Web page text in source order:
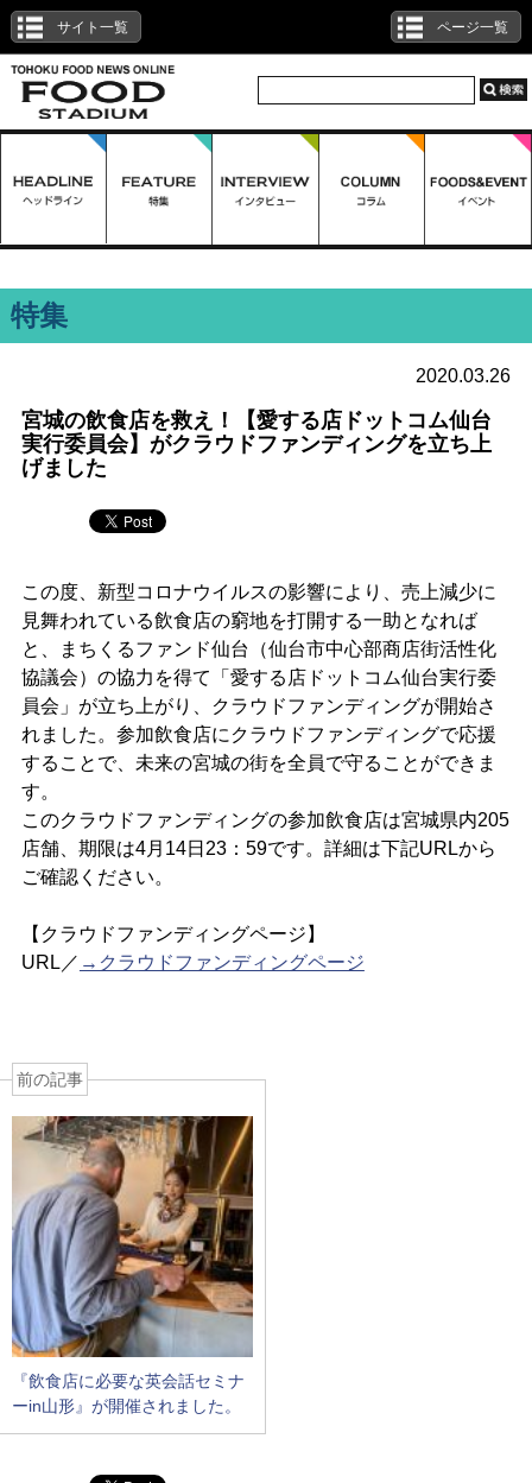
サイト一覧 ページ一覧
特集
2020.03.26
宮城の飲食店を救え！【愛する店ドットコム仙台
実行委員会】がクラウドファンディングを立ち上
げました
この度、新型コロナウイルスの影響により、売上減少に
見舞われている飲食店の窮地を打開する一助となれば
と、まちくるファンド仙台（仙台市中心部商店街活性化
協議会）の協力を得て「愛する店ドットコム仙台実行委
員会」が立ち上がり、クラウドファンディングが開始さ
れました。参加飲食店にクラウドファンディングで応援
することで、未来の宮城の街を全員で守ることができま
す。
このクラウドファンディングの参加飲食店は宮城県内205
店舗、期限は4月14日23：59です。詳細は下記URLから
ご確認ください。
【クラウドファンディングページ】
URL／ →クラウドファンディングページ
前の記事
『飲食店に必要な英会話セミナ
ーin山形』が開催されました。